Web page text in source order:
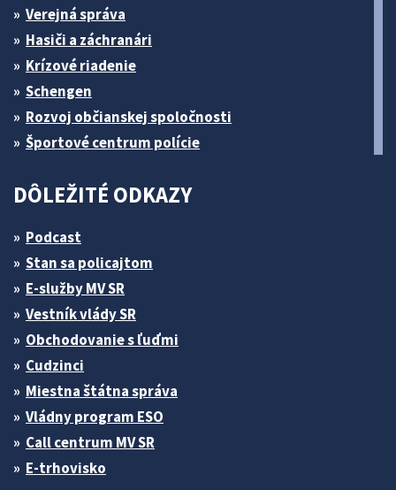
Verejná správa
Hasiči a záchranári
Krízové riadenie
Schengen
Rozvoj občianskej spoločnosti
Športové centrum polície
DÔLEŽITÉ ODKAZY
Podcast
Stan sa policajtom
E-služby MV SR
Vestník vlády SR
Obchodovanie s ľuďmi
Cudzinci
Miestna štátna správa
Vládny program ESO
Call centrum MV SR
E-trhovisko